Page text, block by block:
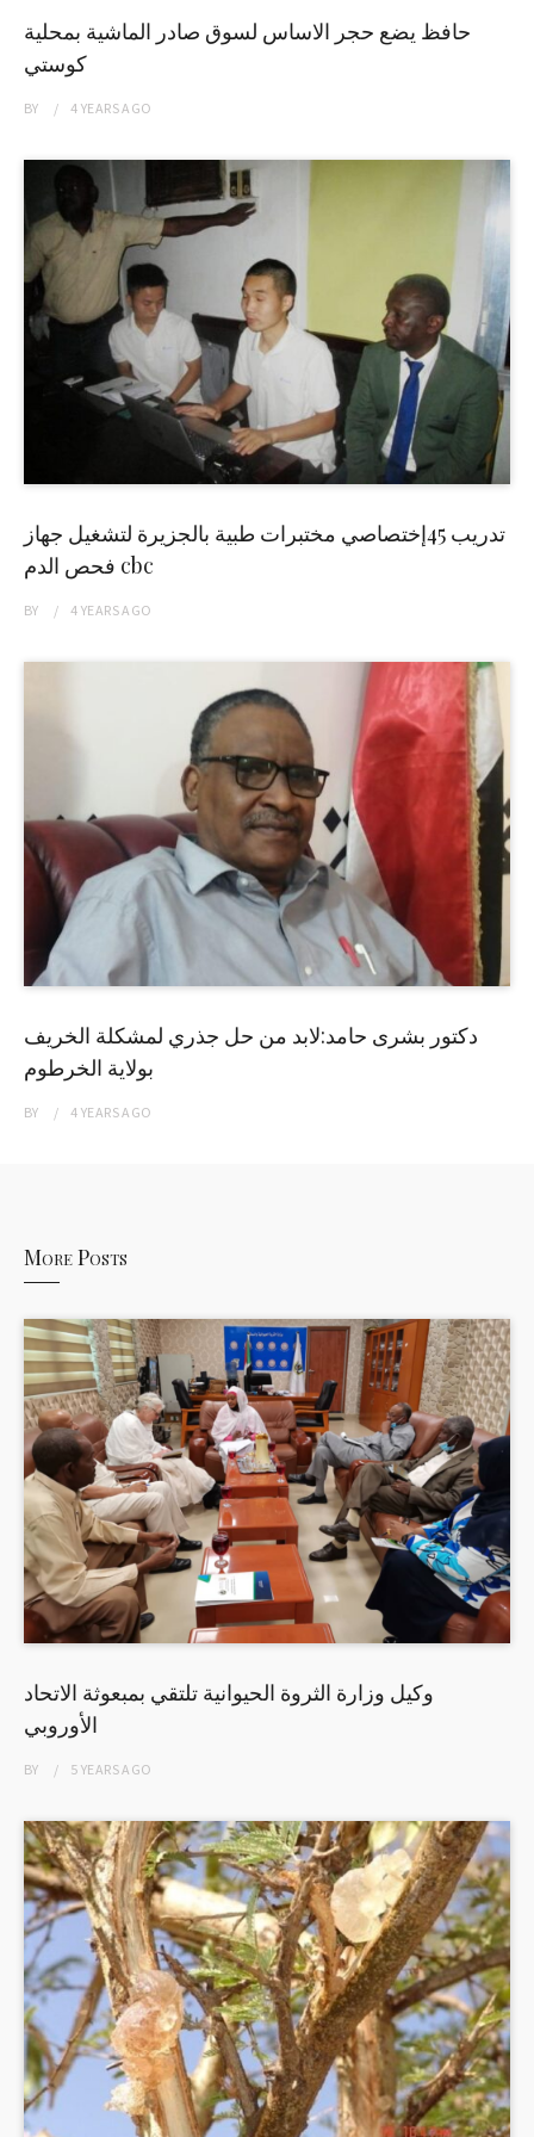
حافظ يضع حجر الاساس لسوق صادر الماشية بمحلية
كوستي
BY 4 YEARSAGO
تدريب 45إختصاصي مختبرات طبية بالجزيرة لتشغيل جهاز
فحص الدم cbc
BY 4 YEARSAGO
دكتور بشرى حامد:لابد من حل جذري لمشكلة الخريف
بولاية الخرطوم
BY 4 YEARSAGO
More Posts
وكيل وزارة الثروة الحيوانية تلتقي بمبعوثة الاتحاد
الأوروبي
BY 5 YEARSAGO